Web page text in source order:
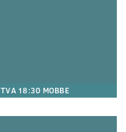
TVA 18:30 MOBBE